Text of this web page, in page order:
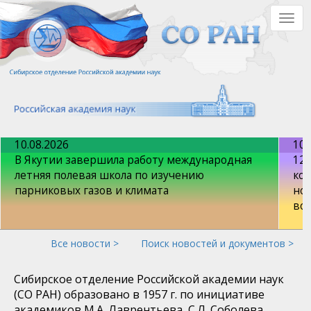
Перейти
к
основному
содержанию
10.08.2026
В Якутии завершила работу международная
летняя полевая школа по изучению
парниковых газов и климата
Все новости > Поиск новостей и документов >
Сибирское отделение Российской академии наук
(СО РАН) образовано в 1957 г. по инициативе